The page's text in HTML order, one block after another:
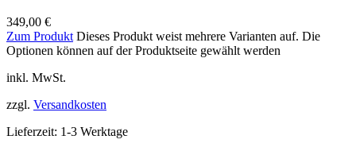
349,00 €
Zum Produkt Dieses Produkt weist mehrere Varianten auf. Die
Optionen können auf der Produktseite gewählt werden
inkl. MwSt.
zzgl. Versandkosten
Lieferzeit: 1-3 Werktage